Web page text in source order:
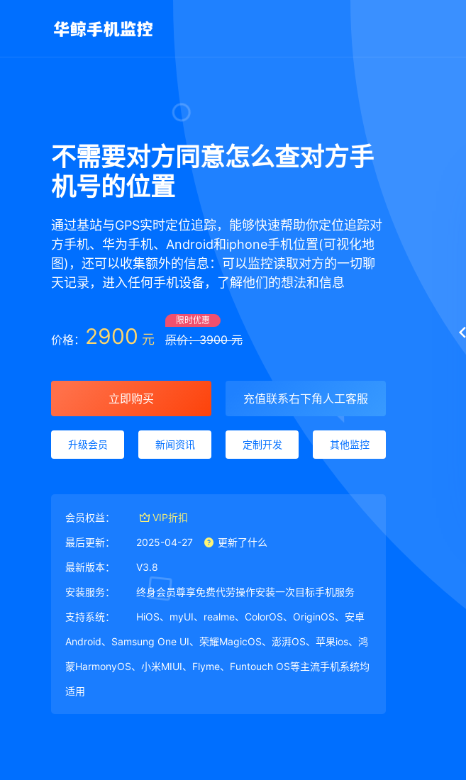
不需要对方同意怎么查对方手
机号的位置
通过基站与GPS实时定位追踪，能够快速帮助你定位追踪对
方手机、华为手机、Android和iphone手机位置(可视化地
图)，还可以收集额外的信息：可以监控读取对方的一切聊
天记录，进入任何手机设备，了解他们的想法和信息
价格： 2900 元
限时优惠
原价：3900 元
立即购买 充值联系右下角人工客服
升级会员 新闻资讯 定制开发 其他监控
会员权益： VIP折扣
最后更新： 2025-04-27 更新了什么
最新版本： V3.8
安装服务： 终身会员尊享免费代劳操作安装一次目标手机服务
支持系统： HiOS、myUI、realme、ColorOS、OriginOS、安卓
Android、Samsung One UI、荣耀MagicOS、澎湃OS、苹果ios、鸿
蒙HarmonyOS、小米MIUI、Flyme、Funtouch OS等主流手机系统均
适用